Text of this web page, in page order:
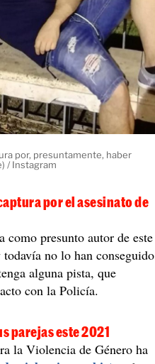
por, presuntamente, haber
/ Instagram
por el asesinato de
como presunto autor de este
no lo han conseguido
alguna pista, que
con la Policía.
parejas este 2021
la Violencia de Género ha